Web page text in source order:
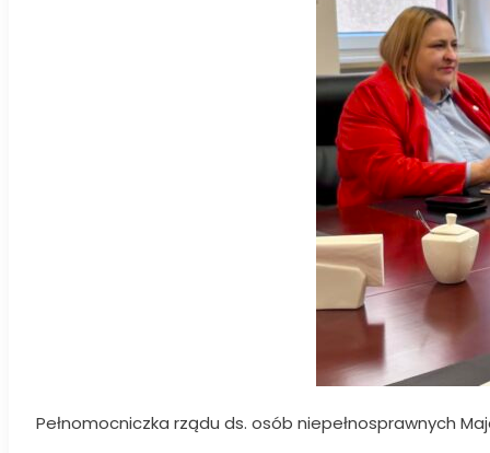
Pełnomocniczka rządu ds. osób niepełnosprawnych